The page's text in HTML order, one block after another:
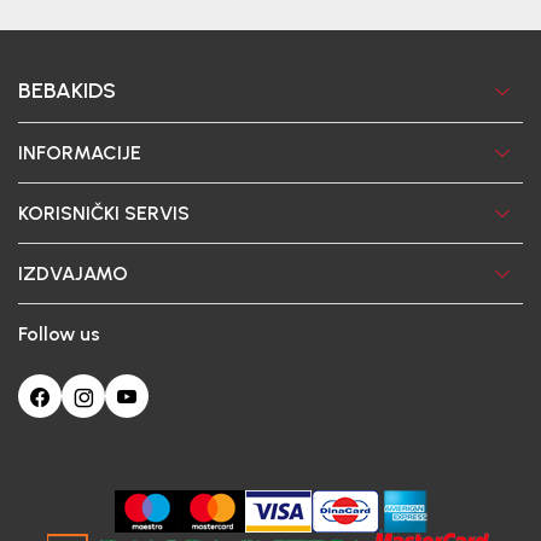
BEBAKIDS
INFORMACIJE
KORISNIČKI SERVIS
IZDVAJAMO
Follow us